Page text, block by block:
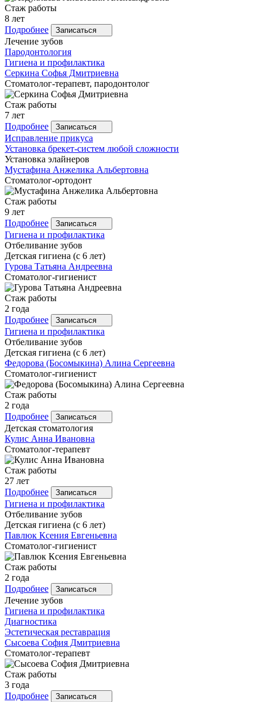
Стаж работы
8 лет
Подробнее
Записаться
Лечение зубов
Пародонтология
Гигиена и профилактика
Серкина Софья Дмитриевна
Стоматолог-терапевт, пародонтолог
Стаж работы
7 лет
Подробнее
Записаться
Исправление прикуса
Установка брекет-систем любой сложности
Установка элайнеров
Мустафина Анжелика Альбертовна
Стоматолог-ортодонт
Стаж работы
9 лет
Подробнее
Записаться
Гигиена и профилактика
Отбеливание зубов
Детская гигиена (с 6 лет)
Гурова Татьяна Андреевна
Стоматолог-гигиенист
Стаж работы
2 года
Подробнее
Записаться
Гигиена и профилактика
Отбеливание зубов
Детская гигиена (с 6 лет)
Федорова (Босомыкина) Алина Сергеевна
Стоматолог-гигиенист
Стаж работы
2 года
Подробнее
Записаться
Детская стоматология
Кулис Анна Ивановна
Стоматолог-терапевт
Стаж работы
27 лет
Подробнее
Записаться
Гигиена и профилактика
Отбеливание зубов
Детская гигиена (с 6 лет)
Павлюк Ксения Евгеньевна
Стоматолог-гигиенист
Стаж работы
2 года
Подробнее
Записаться
Лечение зубов
Гигиена и профилактика
Диагностика
Эстетическая реставрация
Сысоева София Дмитриевна
Стоматолог-терапевт
Стаж работы
3 года
Подробнее
Записаться